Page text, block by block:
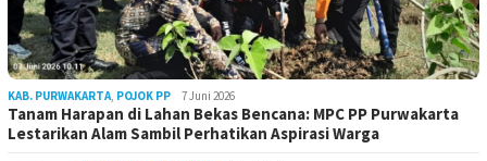
KAB. PURWAKARTA, POJOK PP 7 Juni 2026
Tanam Harapan di Lahan Bekas Bencana: MPC PP Purwakarta
Lestarikan Alam Sambil Perhatikan Aspirasi Warga